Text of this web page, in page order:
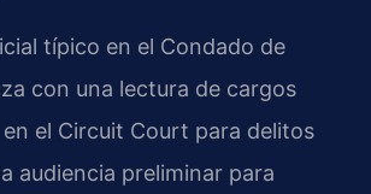
típico en el Condado de
con una lectura de cargos
el Circuit Court para delitos
audiencia preliminar para